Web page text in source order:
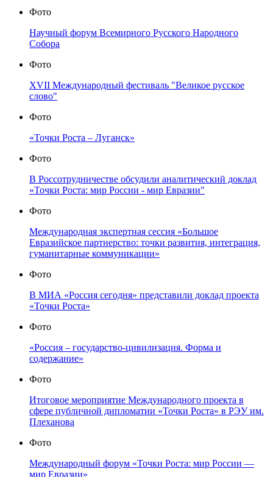
Фото
Научный форум Всемирного Русского Народного
Собора
Фото
XVII Международный фестиваль "Великое русское
слово"
Фото
«Точки Роста – Луганск»
Фото
В Россотрудничестве обсудили аналитический доклад
«Точки Роста: мир России - мир Евразии"
Фото
Международная экспертная сессия «Большое
Евразийское партнерство: точки развития, интеграция,
гуманитарные коммуникации»
Фото
В МИА «Россия сегодня» представили доклад проекта
«Точки Роста»
Фото
«Россия – государство-цивилизация. Форма и
содержание»
Фото
Итоговое мероприятие Международного проекта в
сфере публичной дипломатии «Точки Роста» в РЭУ им.
Плеханова
Фото
Международный форум «Точки Роста: мир России —
мир Евразии»